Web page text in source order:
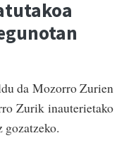
da Mozorro Zurien
Zurik inauterietako
gozatzeko.